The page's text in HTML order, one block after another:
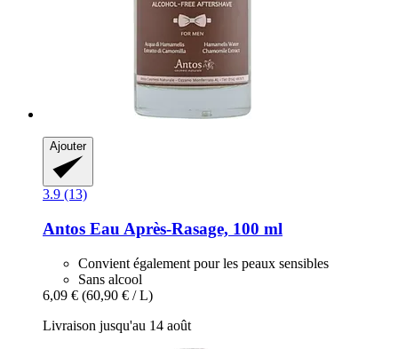
Ajouter
3.9 (13)
Antos Eau Après-​Rasage, 100 ml
Convient également pour les peaux sensibles
Sans alcool
6,09 € (60,90 € / L)
Livraison jusqu'au 14 août